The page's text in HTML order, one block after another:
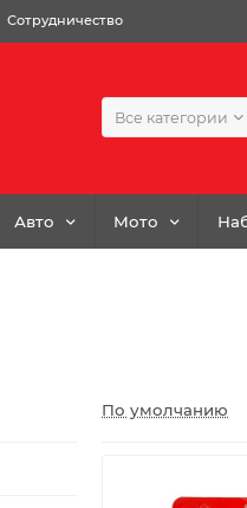
Сотрудничество
Все категории
Авто Мото
По умолчанию